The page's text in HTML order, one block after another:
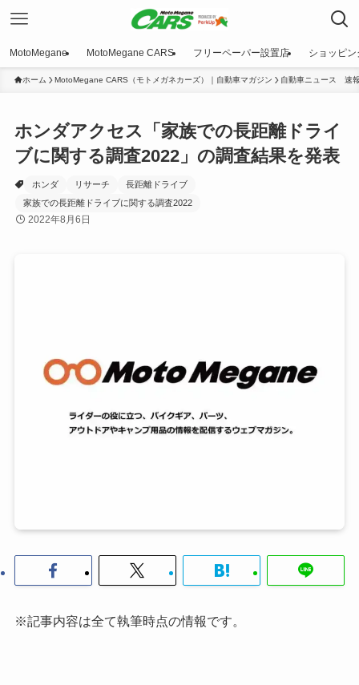
MotoMegane MotoMegane CARS フリーペーパー設置店 ショッピン
ホーム MotoMegane CARS（モトメガネカーズ）｜自動車マガジン 自動車ニュース 速
ホンダアクセス「家族での長距離ドライ
ブに関する調査2022」の調査結果を発表
ホンダ リサーチ
長距離ドライブ
家族での長距離ドライブに関する調査2022
2022年8月6日
※記事内容は全て執筆時点の情報です。